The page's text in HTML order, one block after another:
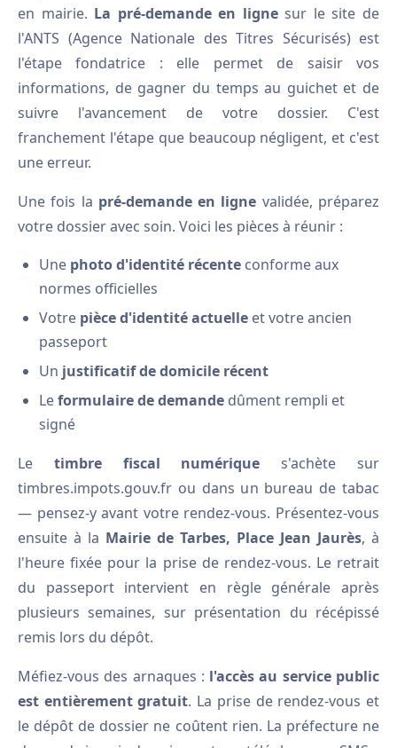
en mairie. La pré-demande en lignesur le site de
l'ANTS (Agence Nationale des Titres Sécurisés) est
l'étape fondatrice : elle permet de saisir vos
informations, de gagner du temps au guichet et de
suivre l'avancement de votre dossier. C'est
franchement l'étape que beaucoup négligent, et c'est
une erreur.
Une fois la pré-demande en ligne validée, préparez
votre dossier avec soin. Voici les pièces à réunir :
Une photo d'identité récente conforme aux
normes officielles
Votre pièce d'identité actuelle et votre ancien
passeport
Un justificatif de domicile récent
Leformulaire de demande dûment rempli et
signé
Le timbre fiscal numérique s'achète sur
timbres.impots.gouv.fr ou dans un bureau de tabac
— pensez-y avant votre rendez-vous. Présentez-vous
ensuite à la Mairie de Tarbes, Place Jean Jaurès, à
l'heure fixée pour la prise de rendez-vous. Le retrait
du passeport intervient en règle générale après
plusieurs semaines, sur présentation du récépissé
remis lors du dépôt.
Méfiez-vous des arnaques : l'accès au service public
est entièrement gratuit. La prise de rendez-vous et
le dépôt de dossier ne coûtent rien. La préfecture ne